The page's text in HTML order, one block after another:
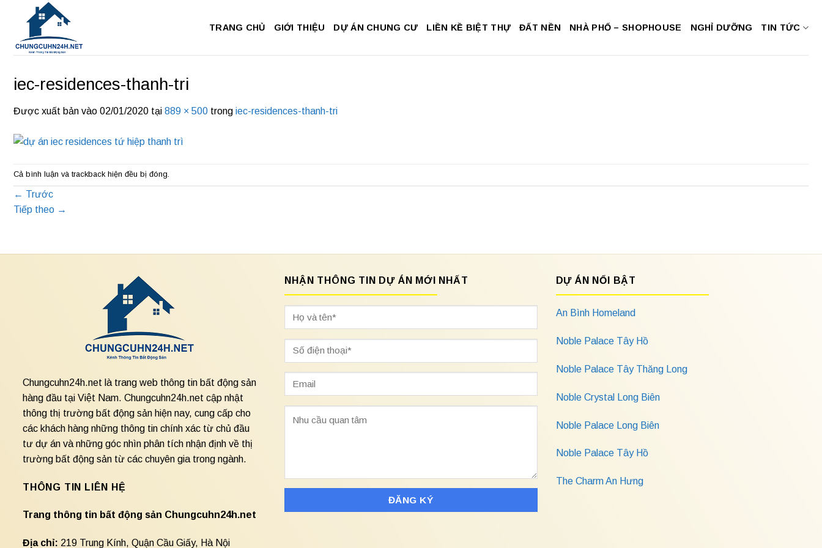
dung
TRANG CHỦ GIỚI THIỆU DỰ ÁN CHUNG CƯ LIỀN KỀ BIỆT THỰ ĐẤT NỀN NHÀ PHỐ – SHOPHOUSE NGHỈ DƯỠNG TIN TỨC
iec-residences-thanh-tri
Được xuất bản vào 02/01/2020 tại 889 × 500 trong iec-residences-thanh-tri
Cả bình luận và trackback hiện đều bị đóng.
← Trước
Tiếp theo →
Chungcuhn24h.net là trang web thông tin bất động sản
hàng đầu tại Việt Nam. Chungcuhn24h.net cập nhật
thông thị trường bất động sản hiện nay, cung cấp cho
các khách hàng những thông tin chính xác từ chủ đầu
tư dự án và những góc nhìn phân tích nhận định về thị
trường bất động sản từ các chuyên gia trong ngành.
THÔNG TIN LIÊN HỆ
Trang thông tin bất động sản Chungcuhn24h.net
Địa chỉ: 219 Trung Kính, Quận Cầu Giấy, Hà Nội
NHẬN THÔNG TIN DỰ ÁN MỚI NHẤT DỰ ÁN NỔI BẬT
An Bình Homeland
Noble Palace Tây Hồ
Noble Palace Tây Thăng Long
Noble Crystal Long Biên
Noble Palace Long Biên
Noble Palace Tây Hồ
The Charm An Hưng